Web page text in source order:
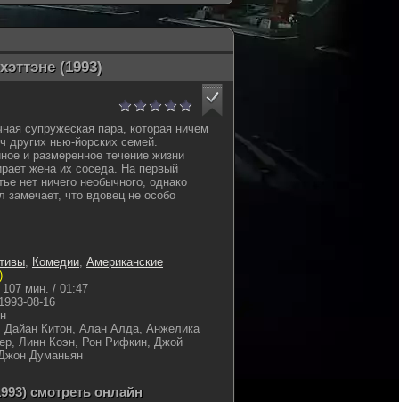
(1993)
супружеская пара, которая ничем
других нью-йорских семей.
и размеренное течение жизни
жена их соседа. На первый
нет ничего необычного, однако
замечает, что вдовец не особо
, Комедии, Американские
107 мин. / 01:47
08-16
Китон, Алан Алда, Анжелика
Линн Коэн, Рон Рифкин, Джой
Думаньян
смотреть онлайн